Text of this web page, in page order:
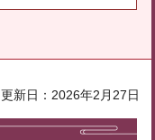
更新日：2026年2月27日